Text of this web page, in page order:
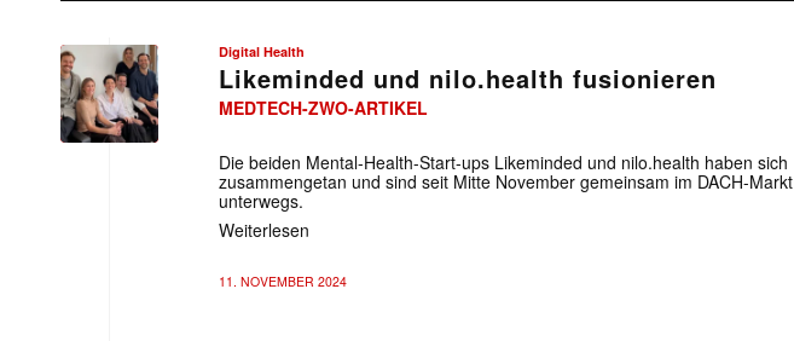
Digital Health
Likeminded und nilo.health fusionieren
MEDTECH-ZWO-ARTIKEL
Die beiden Mental-Health-Start-ups Likeminded und nilo.health haben sich
zusammengetan und sind seit Mitte November gemeinsam im DACH-Markt
unterwegs.
Weiterlesen
11. NOVEMBER 2024